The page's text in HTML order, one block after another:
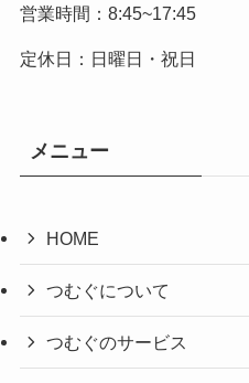
営業時間：8:45~17:45
定休日：日曜日・祝日
メニュー
HOME
つむぐについて
つむぐのサービス